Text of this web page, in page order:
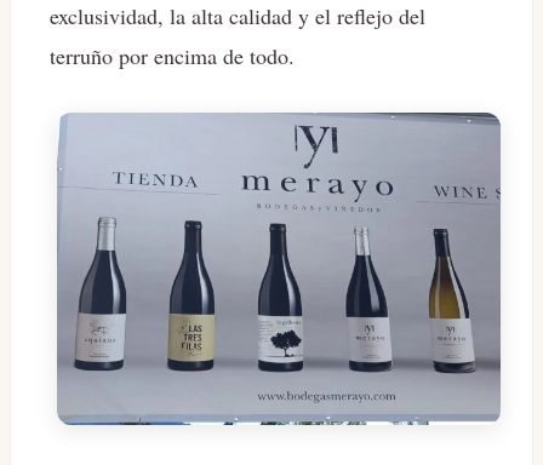
exclusividad, la alta calidad y el reflejo del
terruño por encima de todo.